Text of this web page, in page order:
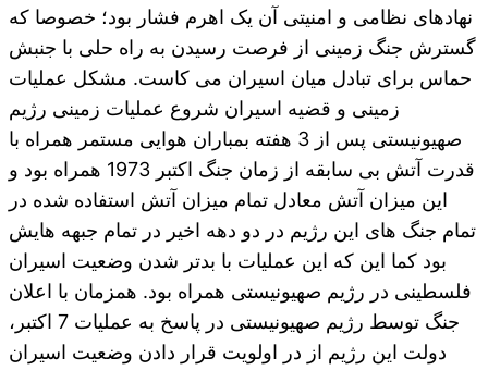
نهادهای نظامی و امنیتی آن یک اهرم فشار بود؛ خصوصا که
گسترش جنگ زمینی از فرصت رسیدن به راه حلی با جنبش
حماس برای تبادل میان اسیران می کاست. مشکل عملیات
زمینی و قضیه اسیران شروع عملیات زمینی رژیم
صهیونیستی پس از 3 هفته بمباران هوایی مستمر همراه با
قدرت آتش بی سابقه از زمان جنگ اکتبر 1973 همراه بود و
این میزان آتش معادل تمام میزان آتش استفاده شده در
تمام جنگ های این رژیم در دو دهه اخیر در تمام جبهه هایش
بود کما این که این عملیات با بدتر شدن وضعیت اسیران
فلسطینی در رژیم صهیونیستی همراه بود. همزمان با اعلان
جنگ توسط رژیم صهیونیستی در پاسخ به عملیات 7 اکتبر،
دولت این رژیم از در اولویت قرار دادن وضعیت اسیران